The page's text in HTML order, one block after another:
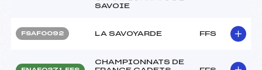
SAVOIE
FSAF0092 LA SAVOYARDE FFS
CHAMPIONNATS DE